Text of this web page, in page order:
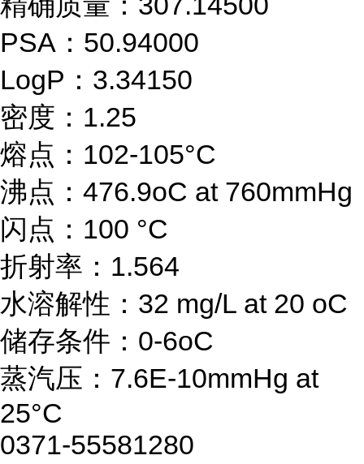
PSA：50.94000
LogP：3.34150
密度：1.25
熔点：102-105°C
沸点：476.9oC at 760mmHg
闪点：100 °C
折射率：1.564
水溶解性：32 mg/L at 20 oC
储存条件：0-6oC
蒸汽压：7.6E-10mmHg at
25°C
0371-55581280